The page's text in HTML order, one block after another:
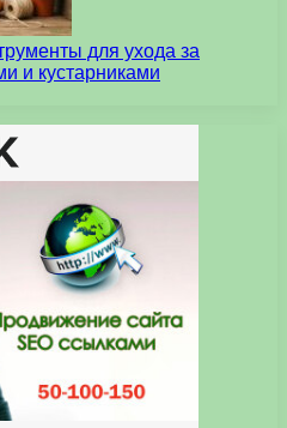
для ухода за
и кустарниками